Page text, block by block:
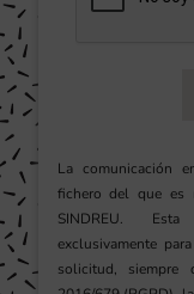
La comunicación
fichero del que es
SINDREU.
exclusivamente
solicitud, siempre